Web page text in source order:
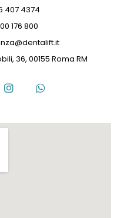
407 4374
176 800
36, 00155 Roma RM